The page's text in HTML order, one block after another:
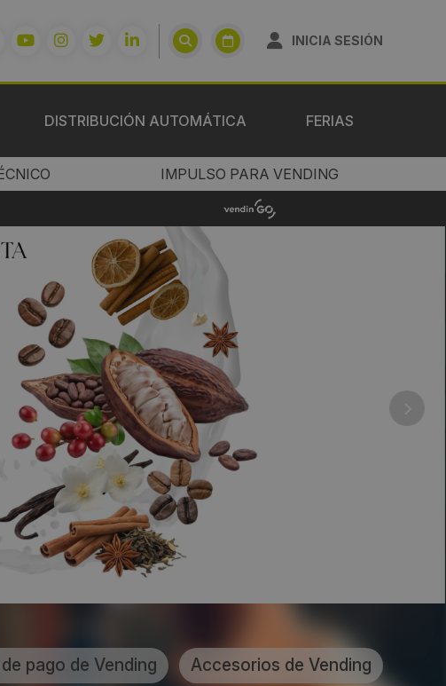
INICIA SESIÓN
DISTRIBUCIÓN AUTOMÁTICA FERIAS
IMPULSO PARA VENDING
pago de Vending Accesorios de Vending